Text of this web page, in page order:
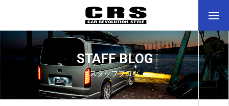
STAFF BLOG
スタッフブログ